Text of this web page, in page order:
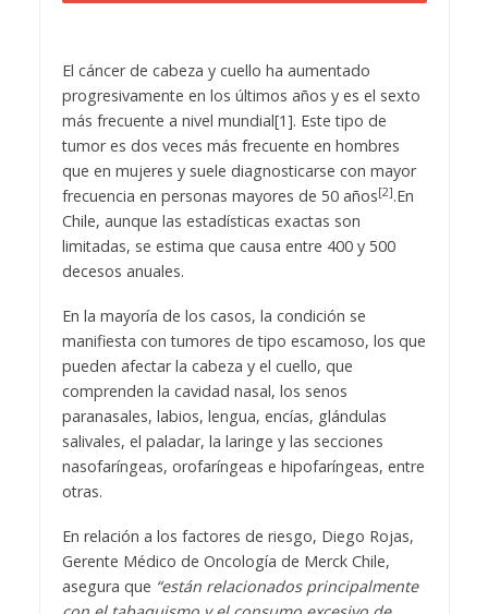
El cáncer de cabeza y cuello ha aumentado
progresivamente en los últimos años y es el sexto
más frecuente a nivel mundial[1]. Este tipo de
tumor es dos veces más frecuente en hombres
que en mujeres y suele diagnosticarse con mayor
frecuencia en personas mayores de 50 años[2].En
Chile, aunque las estadísticas exactas son
limitadas, se estima que causa entre 400 y 500
decesos anuales.
En la mayoría de los casos, la condición se
manifiesta con tumores de tipo escamoso, los que
pueden afectar la cabeza y el cuello, que
comprenden la cavidad nasal, los senos
paranasales, labios, lengua, encías, glándulas
salivales, el paladar, la laringe y las secciones
nasofaríngeas, orofaríngeas e hipofaríngeas, entre
otras.
En relación a los factores de riesgo, Diego Rojas,
Gerente Médico de Oncología de Merck Chile,
asegura que “están relacionados principalmente